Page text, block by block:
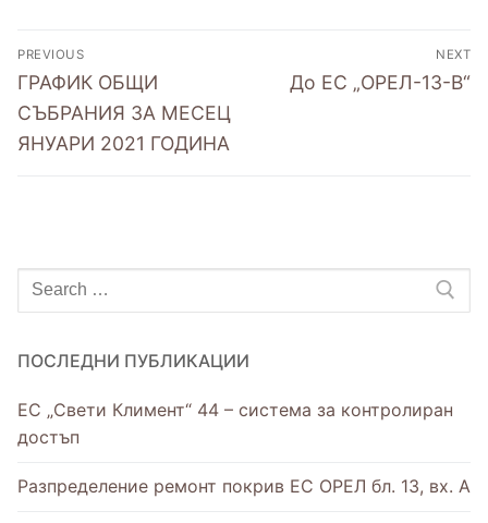
територията на община Разград
PREVIOUS
ГРАФИК ОБЩИ
СЪБРАНИЯ ЗА МЕСЕЦ
ЯНУАРИ 2021 ГОДИНА
NEXT
До ЕС „ОРЕЛ-13-В“
ПОСЛЕДНИ ПУБЛИКАЦИИ
ЕС „Свети Климент“ 44 – система за контролиран
достъп
Разпределение ремонт покрив ЕС ОРЕЛ бл. 13, вх. А